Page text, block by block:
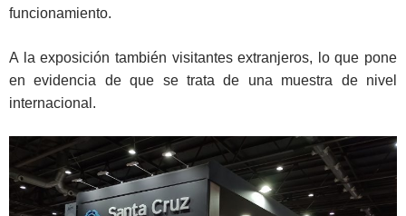
funcionamiento.
A la exposición también visitantes extranjeros, lo que pone
en evidencia de que se trata de una muestra de nivel
internacional.